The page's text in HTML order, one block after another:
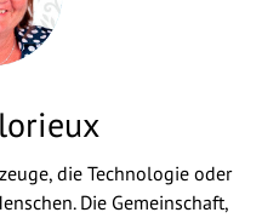
die Technologie oder
Die Gemeinschaft,